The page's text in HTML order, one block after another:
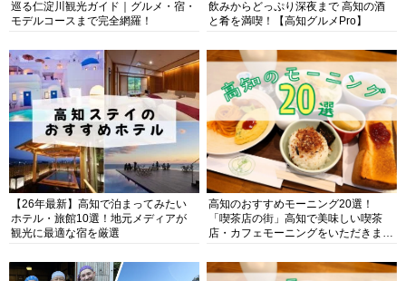
巡る仁淀川観光ガイド｜グルメ・宿・
モデルコースまで完全網羅！
飲みからどっぷり深夜まで 高知の酒
と肴を満喫！【高知グルメPro】
【26年最新】高知で泊まってみたい
ホテル・旅館10選！地元メディアが
観光に最適な宿を厳選
高知のおすすめモーニング20選！
「喫茶店の街」高知で美味しい喫茶
店・カフェモーニングをいただきま